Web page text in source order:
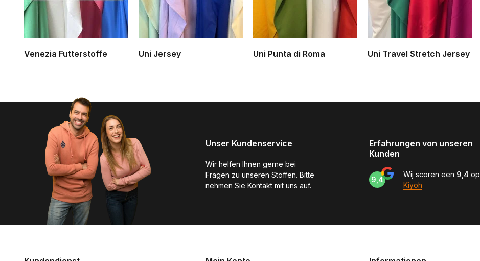
Venezia Futterstoffe Uni Jersey Uni Punta di Roma Uni Travel Stretch Jersey
Unser Kundenservice
Wir helfen Ihnen gerne bei
Fragen zu unseren Stoffen. Bitte
nehmen Sie Kontakt mit uns auf.
Erfahrungen von unseren
Kunden
9,4
Wij scoren een 9,4 op
Kiyoh